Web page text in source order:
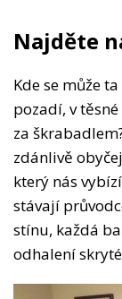
Najděte
Kde se může
pozadí, v
za
zdánlivě
který nás
stávají
stínu, každá
odhalení